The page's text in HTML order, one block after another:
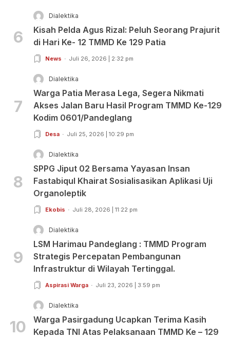
6
Dialektika
Kisah Pelda Agus Rizal: Peluh Seorang Prajurit
di Hari Ke- 12 TMMD Ke 129 Patia
News Juli 26, 2026 | 2:32 pm
7
Dialektika
Warga Patia Merasa Lega, Segera Nikmati
Akses Jalan Baru Hasil Program TMMD Ke-129
Kodim 0601/Pandeglang
Desa Juli 25, 2026 | 10:29 pm
8
Dialektika
SPPG Jiput 02 Bersama Yayasan Insan
Fastabiqul Khairat Sosialisasikan Aplikasi Uji
Organoleptik
Ekobis Juli 28, 2026 | 11:22 pm
9
Dialektika
LSM Harimau Pandeglang : TMMD Program
Strategis Percepatan Pembangunan
Infrastruktur di Wilayah Tertinggal.
Aspirasi Warga Juli 23, 2026 | 3:59 pm
10
Dialektika
Warga Pasirgadung Ucapkan Terima Kasih
Kepada TNI Atas Pelaksanaan TMMD Ke – 129